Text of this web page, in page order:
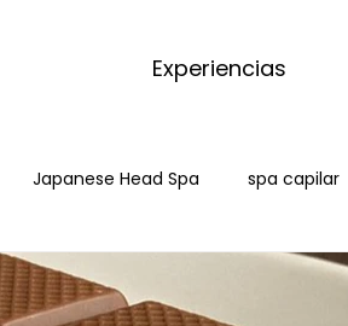
Experiencias
Japanese Head Spa spa capilar
spa capilar